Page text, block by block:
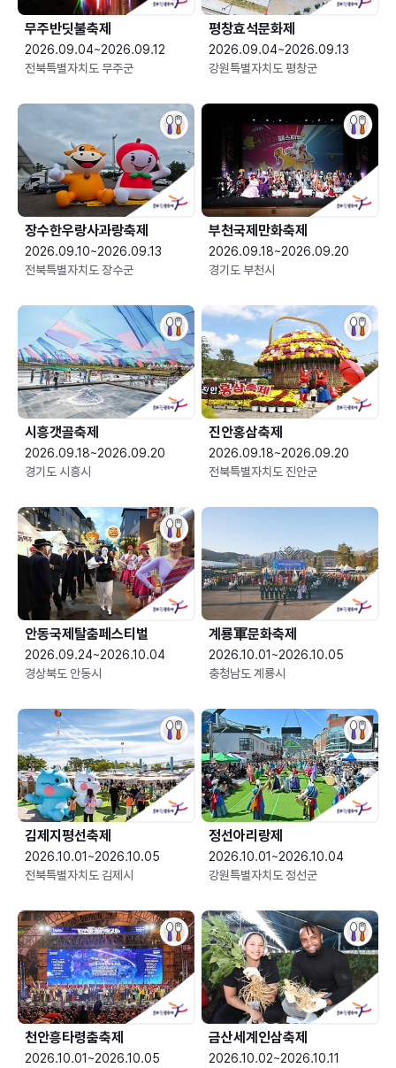
무주반딧불축제
2026.09.04~2026.09.12
전북특별자치도 무주군
평창효석문화제
2026.09.04~2026.09.13
강원특별자치도 평창군
장수한우랑사과랑축제
2026.09.10~2026.09.13
전북특별자치도 장수군
부천국제만화축제
2026.09.18~2026.09.20
경기도 부천시
시흥갯골축제
2026.09.18~2026.09.20
경기도 시흥시
진안홍삼축제
2026.09.18~2026.09.20
전북특별자치도 진안군
안동국제탈춤페스티벌
2026.09.24~2026.10.04
경상북도 안동시
2026.10.01~2026.10.05
충청남도 계룡시
김제지평선축제
2026.10.01~2026.10.05
전북특별자치도 김제시
정선아리랑제
2026.10.01~2026.10.04
강원특별자치도 정선군
천안흥타령춤축제
2026.10.01~2026.10.05
금산세계인삼축제
2026.10.02~2026.10.11